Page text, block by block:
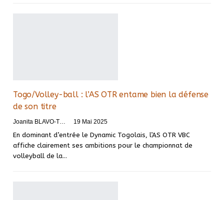
Togo/Volley-ball : l’AS OTR entame bien la défense
de son titre
Joanita BLAVO-TSRI 19 Mai 2025
En dominant d’entrée le Dynamic Togolais, l’AS OTR VBC
affiche clairement ses ambitions pour le championnat de
volleyball de la…